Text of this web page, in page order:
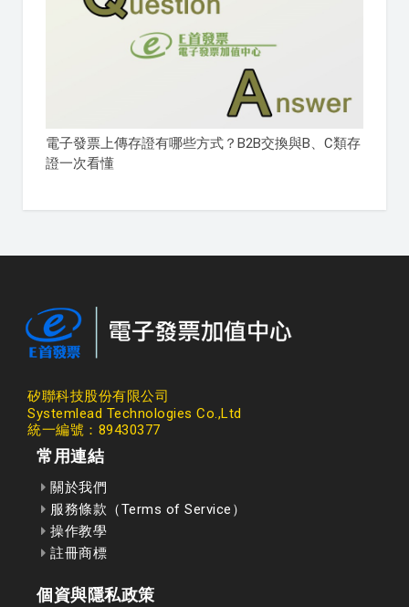
電子發票上傳存證有哪些方式？B2B交換與B、C類存
證一次看懂
矽聯科技股份有限公司
Systemlead Technologies Co.,Ltd
統一編號：89430377
常用連結
關於我們
服務條款（Terms of Service）
操作教學
註冊商標
個資與隱私政策